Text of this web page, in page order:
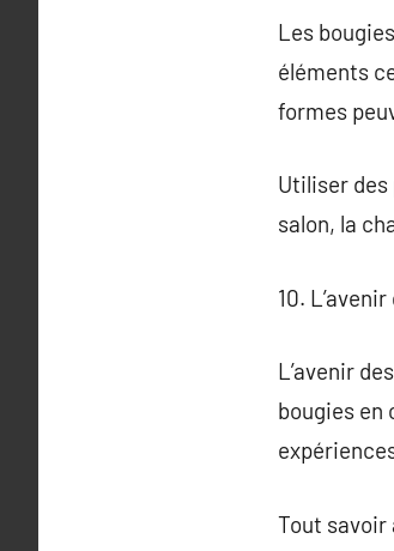
Les
éléments
formes
Utiliser
salon, la
10.
L’avenir
bougies en
Tout savoir